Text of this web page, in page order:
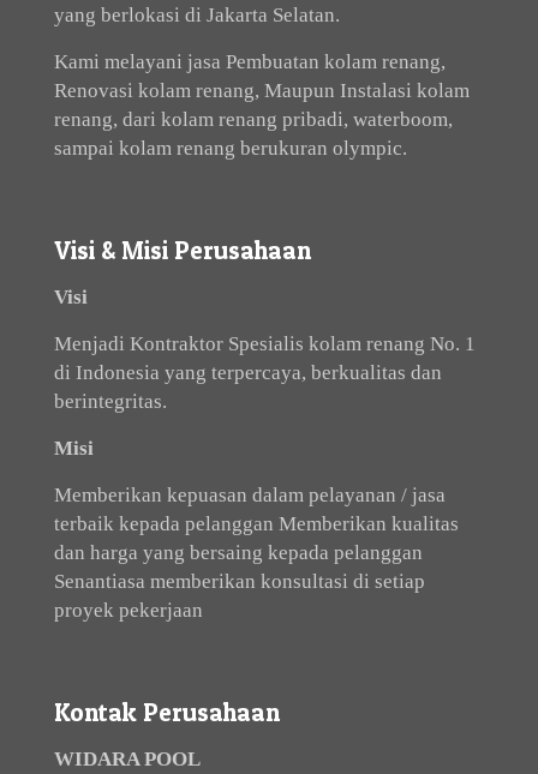
yang berlokasi di Jakarta Selatan.
Kami melayani jasa Pembuatan kolam renang,
Renovasi kolam renang, Maupun Instalasi kolam
renang, dari kolam renang pribadi, waterboom,
sampai kolam renang berukuran olympic.
Visi & Misi Perusahaan
Visi
Menjadi Kontraktor Spesialis kolam renang No. 1
di Indonesia yang terpercaya, berkualitas dan
berintegritas.
Misi
Memberikan kepuasan dalam pelayanan / jasa
terbaik kepada pelanggan Memberikan kualitas
dan harga yang bersaing kepada pelanggan
Senantiasa memberikan konsultasi di setiap
proyek pekerjaan
Kontak Perusahaan
WIDARA POOL